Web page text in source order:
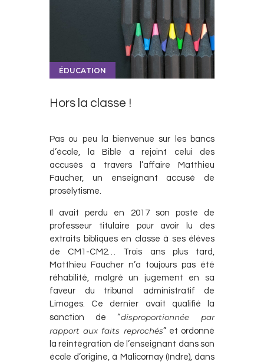
ÉDUCATION
Hors la classe !
Pas ou peu la bienvenue sur les bancs
d’école, la Bible a rejoint celui des
accusés à travers l’affaire Matthieu
Faucher, un enseignant accusé de
prosélytisme.
Il avait perdu en 2017 son poste de
professeur titulaire pour avoir lu des
extraits bibliques en classe à ses élèves
de CM1-CM2… Trois ans plus tard,
Matthieu Faucher n’a toujours pas été
réhabilité, malgré un jugement en sa
faveur du tribunal administratif de
Limoges. Ce dernier avait qualifié la
sanction de “disproportionnée par
rapport aux faits reprochés” et ordonné
la réintégration de l’enseignant dans son
école d’origine, à Malicornay (Indre), dans